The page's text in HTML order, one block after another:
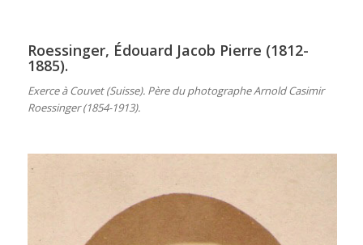
Roessinger, Édouard Jacob Pierre (1812-
1885).
Exerce à Couvet (Suisse). Père du photographe Arnold Casimir
Roessinger (1854-1913).